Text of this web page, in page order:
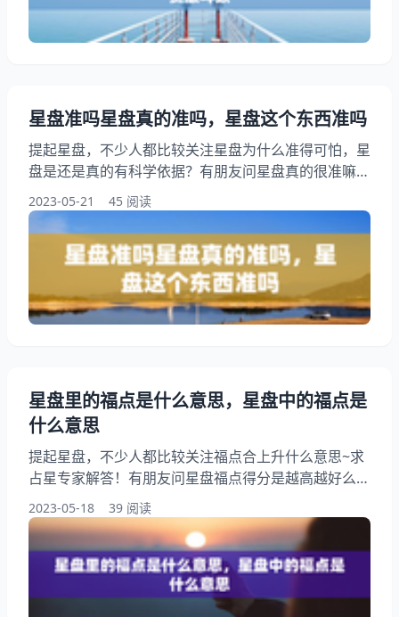
龙易运势，那个用名字测性格挺准的，其他就不太了解
了
星盘准吗星盘真的准吗，星盘这个东西准吗
提起星盘，不少人都比较关注星盘为什么准得可怕，星
盘是还是真的有科学依据？有朋友问星盘真的很准嘛，
此外，还有朋友想问星盘准吗，本文将为您详细介绍星
盘这个东西准吗，接下来跟随我一起来看看星盘准吗星
盘真的准吗吧！ 星盘为什么准得可怕，星盘是还是真
的有科学依据？ 不要太过于相信星盘。 虽然一开始人
们认为统计学研究方法的介入是一个验证或反驳占星理
论的有力工具，然而，后面才慢慢发现事情没有那么简
单
2023-05-21 45 阅读
星盘里的福点是什么意思，星盘中的福点是
什么意思
提起星盘，不少人都比较关注福点合上升什么意思~求
占星专家解答！有朋友问星盘福点得分是越高越好么，
此外，还有朋友想问星盘中的小行星和虚点，打开你的
前世今生，阅读本文，您将了解到星盘中的福点是什么
意思，跟随我们一起探讨星盘里的福点是什么意思吧！
福点合上升什么意思~求占星专家解答！ 上升代表：你
儿时环境造就的自我，个性，长相，或对外界表现出来
的自我，面具。福点代表：运气，福气。上升拱福点
2023-05-18 39 阅读